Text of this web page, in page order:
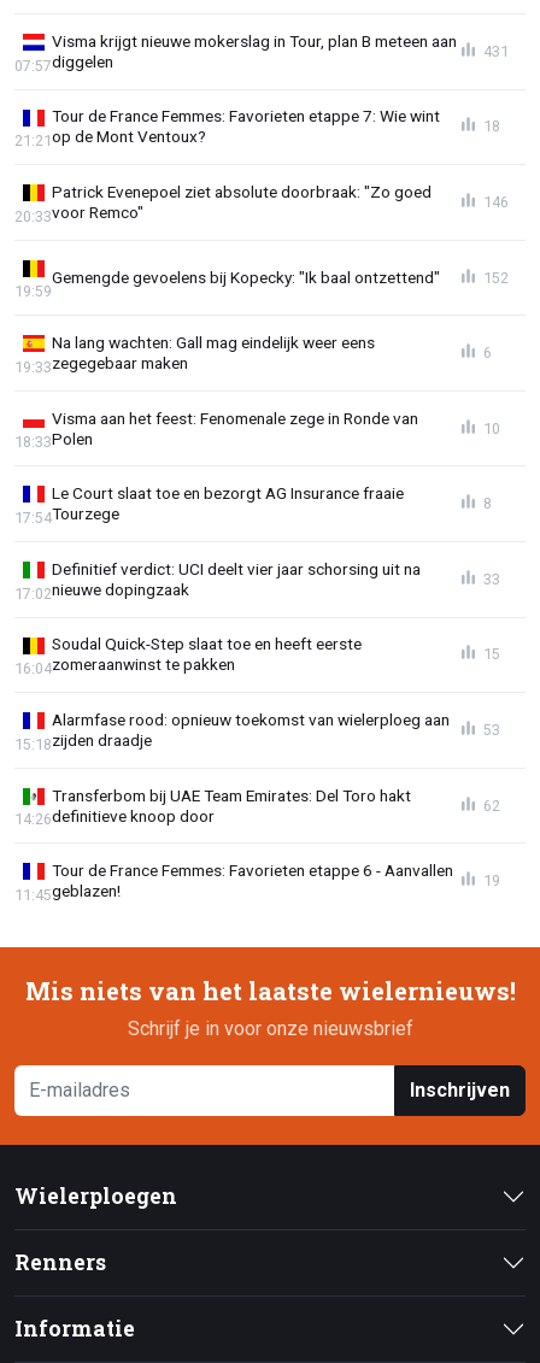
Visma krijgt nieuwe mokerslag in Tour, plan B meteen aan
diggelen
07:57
431
Tour de France Femmes: Favorieten etappe 7: Wie wint
op de Mont Ventoux?
21:21
18
Patrick Evenepoel ziet absolute doorbraak: "Zo goed
voor Remco"
20:33
146
Gemengde gevoelens bij Kopecky: "Ik baal ontzettend"
19:59
152
Na lang wachten: Gall mag eindelijk weer eens
zegegebaar maken
19:33
6
Visma aan het feest: Fenomenale zege in Ronde van
Polen
18:33
10
Le Court slaat toe en bezorgt AG Insurance fraaie
Tourzege
17:54
8
Definitief verdict: UCI deelt vier jaar schorsing uit na
nieuwe dopingzaak
17:02
33
Soudal Quick-Step slaat toe en heeft eerste
zomeraanwinst te pakken
16:04
15
Alarmfase rood: opnieuw toekomst van wielerploeg aan
zijden draadje
15:18
53
Transferbom bij UAE Team Emirates: Del Toro hakt
definitieve knoop door
14:26
62
Tour de France Femmes: Favorieten etappe 6 - Aanvallen
geblazen!
11:45
19
Mis niets van het laatste wielernieuws!
Schrijf je in voor onze nieuwsbrief
Inschrijven
Wielerploegen
Renners
Informatie